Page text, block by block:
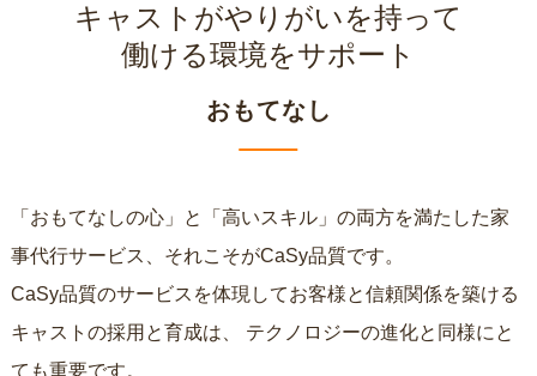
キャストがやりがいを持って
働ける環境をサポート
おもてなし
「おもてなしの心」と「高いスキル」の両方を満たした家
事代行サービス、それこそがCaSy品質です。
CaSy品質のサービスを体現してお客様と信頼関係を築ける
キャストの採用と育成は、
ても重要です。